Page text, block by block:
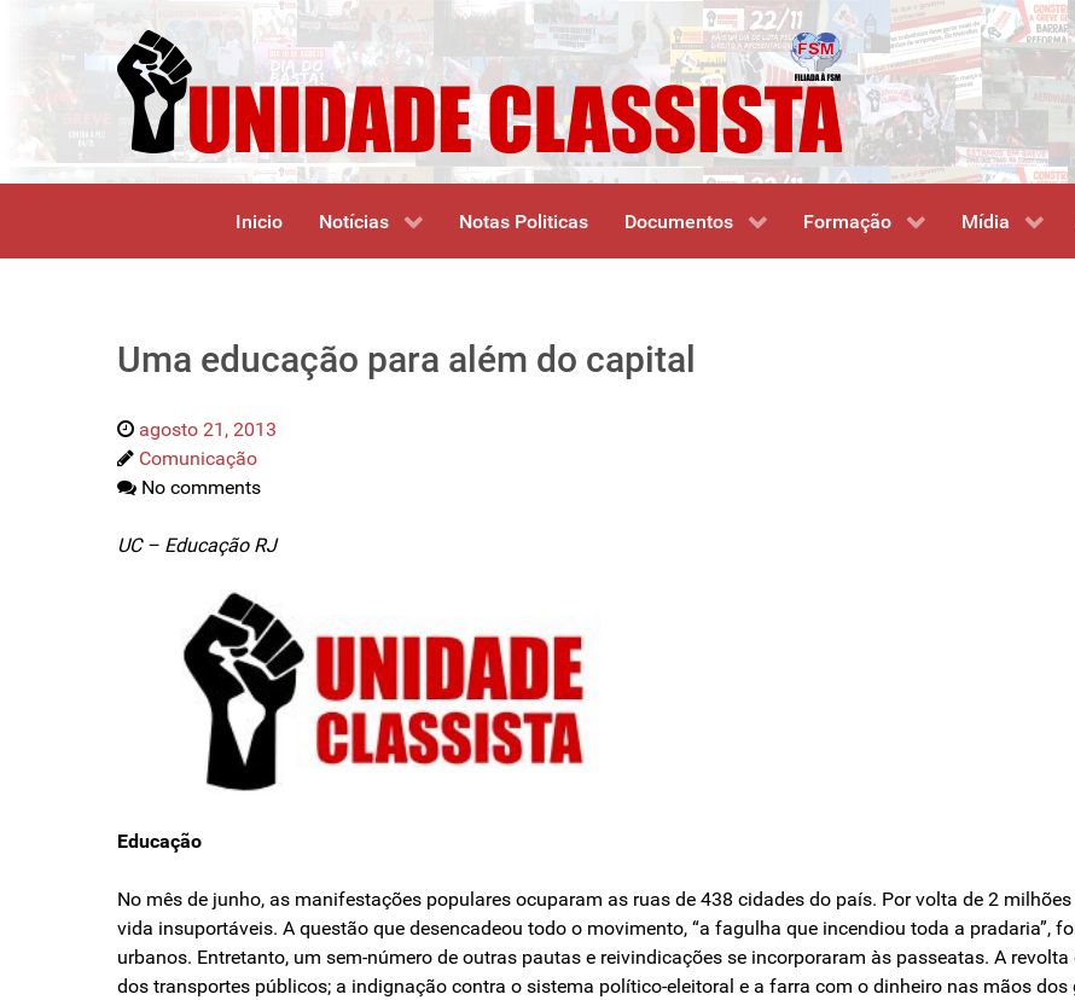
Inicio Notícias Notas Politicas Documentos Formação Mídia
Uma educação para além do capital
agosto 21, 2013
Comunicação
No comments
UC – Educação RJ
Educação
No mês de junho, as manifestações populares ocuparam as ruas de 438 cidades do país. Por volta de 2
vida insuportáveis. A questão que desencadeou todo o movimento, “a fagulha que incendiou toda a pradaria”,
urbanos. Entretanto, um sem-número de outras pautas e reivindicações se incorporaram às passeatas. A
dos transportes públicos; a indignação contra o sistema político-eleitoral e a farra com o dinheiro nas mãos